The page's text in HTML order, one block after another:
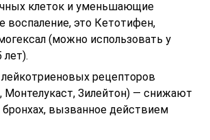
клеток и уменьшающие
воспаление, это Кетотифен,
(можно использовать у
лет).
рецепторов
Монтелукаст, Зилейтон) — снижают
бронхах, вызванное действием